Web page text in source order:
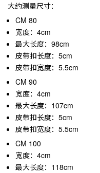
大约测量尺寸：
CM 80
宽度：4cm
最大长度：98cm
皮带扣长度：5cm
皮带扣宽度：5.5cm
CM 90
宽度：4cm
最大长度：107cm
皮带扣长度：5cm
皮带扣宽度：5.5cm
CM 100
宽度：4cm
最大长度：118cm